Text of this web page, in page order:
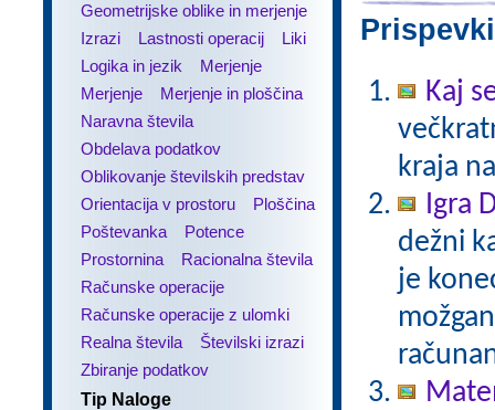
Geometrijske oblike in merjenje
Izrazi
Lastnosti operacij
Liki
Logika in jezik
Merjenje
Merjenje
Merjenje in ploščina
Naravna števila
Obdelava podatkov
Oblikovanje številskih predstav
Orientacija v prostoru
Ploščina
Poštevanka
Potence
Prostornina
Racionalna števila
Računske operacije
Računske operacije z ulomki
Realna števila
Številski izrazi
Zbiranje podatkov
Tip Naloge
Kaj
kraja
Igra
dežni
je